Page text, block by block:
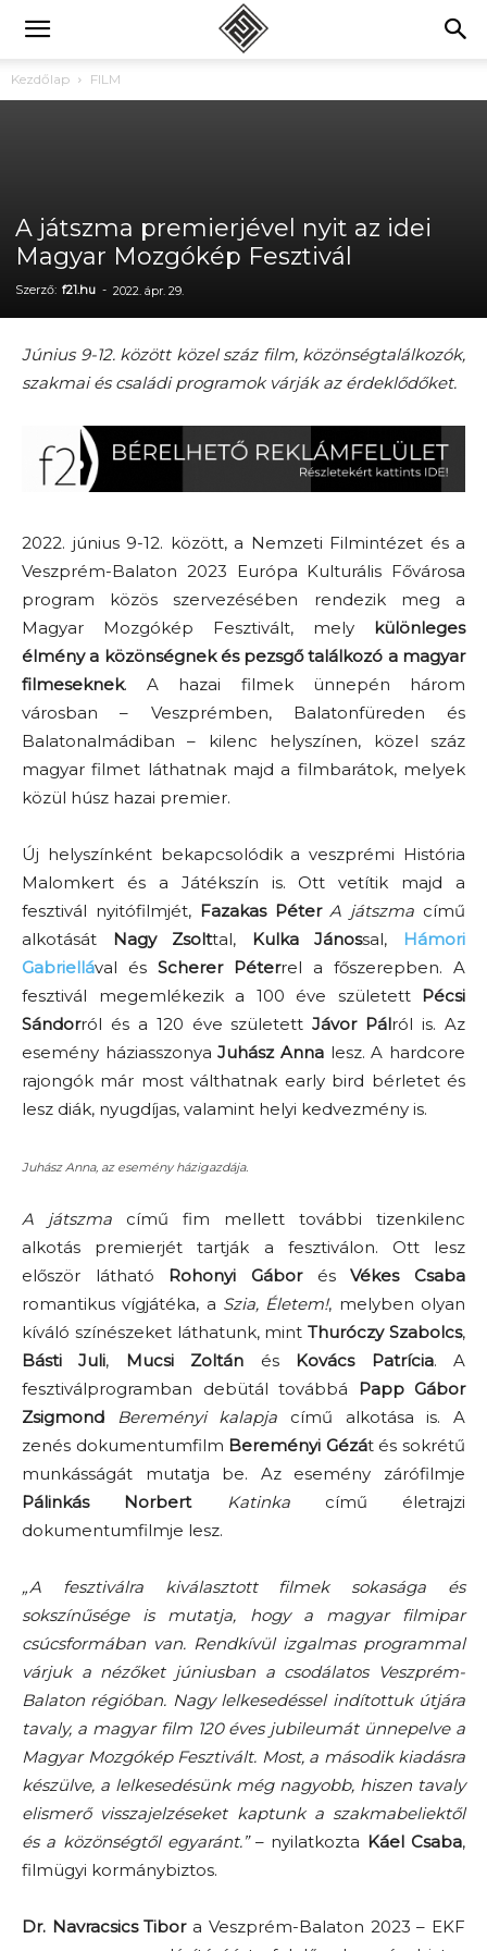
Kezdőlap FILM
A játszma premierjével nyit az idei
Magyar Mozgókép Fesztivál
Szerző: f21.hu - 2022. ápr. 29.
Június 9-12. között közel száz film, közönségtalálkozók,
szakmai és családi programok várják az érdeklődőket.
2022. június 9-12. között, a Nemzeti Filmintézet és a
Veszprém-Balaton 2023 Európa Kulturális Fővárosa
program közös szervezésében rendezik meg a
Magyar Mozgókép Fesztivált, mely
különleges
élmény a közönségnek és pezsgő találkozó a magyar
filmeseknek. A hazai filmek ünnepén három
városban – Veszprémben, Balatonfüreden és
Balatonalmádiban – kilenc helyszínen, közel száz
magyar filmet láthatnak majd a filmbarátok, melyek
közül húsz hazai premier.
Új helyszínként bekapcsolódik a veszprémi História
Malomkert és a Játékszín is. Ott vetítik majd a
fesztivál nyitófilmjét, Fazakas Péter A játszma című
alkotását
Nagy Zsolttal, Kulka Jánossal,
Hámori
Gabriellával és Scherer Péterrel a főszerepben. A
fesztivál megemlékezik a 100 éve született
Pécsi
Sándorról és a 120 éve születettJávor Pálról is. Az
esemény háziasszonyaJuhász Anna lesz. A hardcore
rajongók már most válthatnak early bird bérletet és
lesz diák, nyugdíjas, valamint helyi kedvezmény is.
Juhász Anna, az esemény házigazdája.
A játszma című fim mellett további tizenkilenc
alkotás premierjét tartják a fesztiválon. Ott lesz
először látható Rohonyi GáborésVékes Csaba
romantikus vígjátéka, a Szia, Életem!, melyben olyan
kíváló színészeket láthatunk, mintThuróczy Szabolcs,
Básti Juli, Mucsi Zoltán és Kovács Patrícia. A
fesztiválprogramban debütál továbbá
Papp Gábor
Zsigmond
Bereményi kalapja című alkotása is. A
zenés dokumentumfilm Bereményi Gézát és sokrétű
munkásságát mutatja be. Az esemény zárófilmje
Pálinkás Norbert
Katinkacímű életrajzi
dokumentumfilmje lesz.
„A fesztiválra kiválasztott filmek sokasága és
sokszínűsége is mutatja, hogy a magyar filmipar
csúcsformában van. Rendkívül izgalmas programmal
várjuk a nézőket júniusban a csodálatos Veszprém-
Balaton régióban. Nagy lelkesedéssel indítottuk útjára
tavaly, a magyar film 120 éves jubileumát ünnepelve a
Magyar Mozgókép Fesztivált. Most, a második kiadásra
készülve, a lelkesedésünk még nagyobb, hiszen tavaly
elismerő visszajelzéseket kaptunk a szakmabeliektől
és a közönségtől egyaránt.”– nyilatkozta Káel Csaba,
filmügyi kormánybiztos.
Dr. Navracsics Tibora Veszprém-Balaton 2023 – EKF